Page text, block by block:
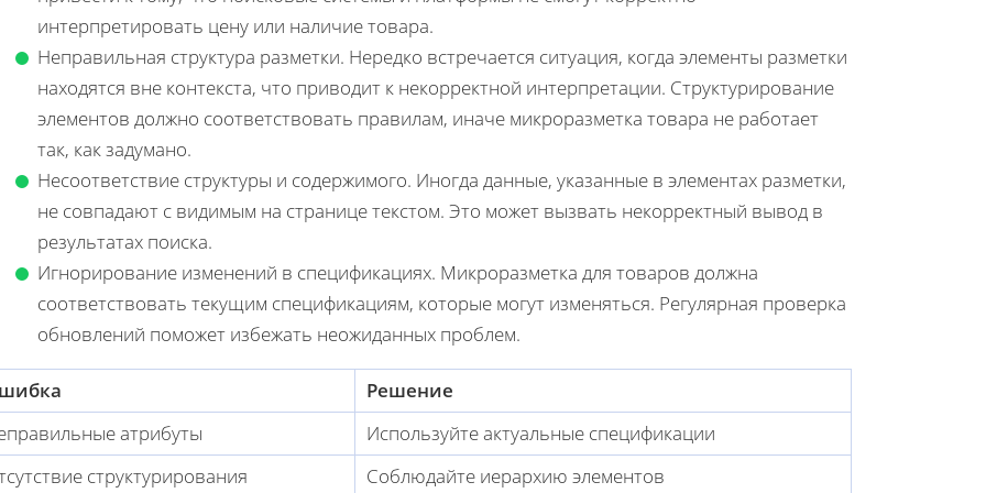
интерпретировать цену или наличие товара.
Неправильная структура разметки. Нередко встречается ситуация, когда элементы разметки
находятся вне контекста, что приводит к некорректной интерпретации. Структурирование
элементов должно соответствовать правилам, иначе микроразметка товара не работает
так, как задумано.
Несоответствие структуры и содержимого. Иногда данные, указанные в элементах разметки,
не совпадают с видимым на странице текстом. Это может вызвать некорректный вывод в
результатах поиска.
Игнорирование изменений в спецификациях. Микроразметка для товаров должна
соответствовать текущим спецификациям, которые могут изменяться. Регулярная проверка
обновлений поможет избежать неожиданных проблем.
Решение
атрибуты
Используйте актуальные спецификации
структурирования
Соблюдайте иерархию элементов